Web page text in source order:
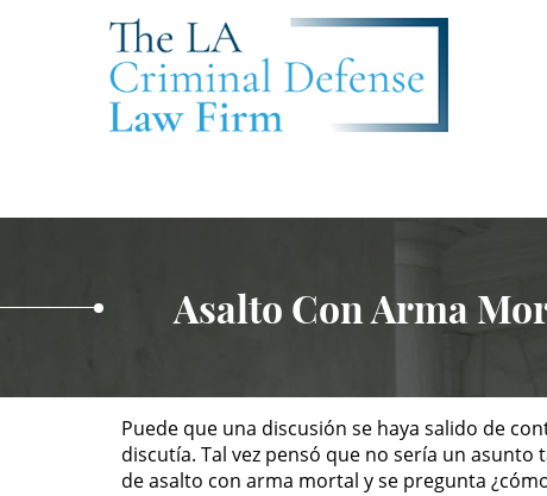
Asalto Con Arma
Puede que una discusión se haya salido de
discutía. Tal vez pensó que no sería un
de asalto con arma mortal y se pregunta